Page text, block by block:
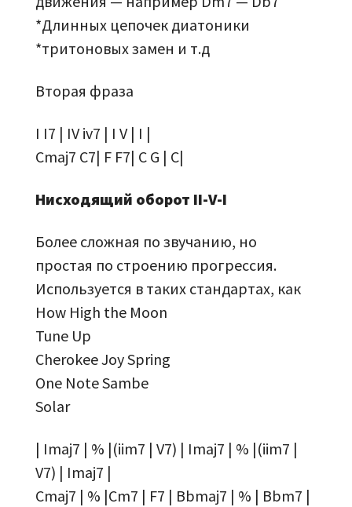
*Длинных цепочек диатоники
*тритоновых замен и т.д
Вторая фраза
I I7 | IV iv7 | I V | I |
Cmaj7 C7| F F7| C G | C|
Нисходящий оборот II-V-I
Более сложная по звучанию, но
простая по строению прогрессия.
Используется в таких стандартах, как
How High the Moon
Tune Up
Cherokee Joy Spring
One Note Sambe
Solar
| Imaj7 | % |(iim7 | V7) | Imaj7 | % |(iim7 |
V7) | Imaj7 |
Cmaj7 | % |Cm7 | F7 | Bbmaj7 | % | Bbm7 |